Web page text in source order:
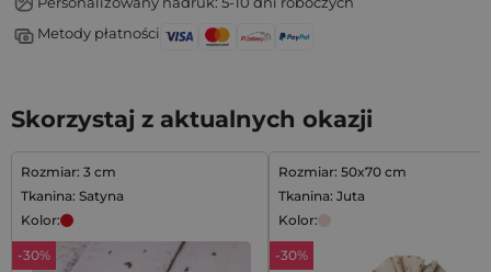
Metody płatności
Skorzystaj z aktualnych okazji
Rozmiar: 3 cm
Tkanina: Satyna
Kolor:
-30%
Rozmiar: 50x70 cm
Tkanina: Juta
Kolor:
-30%